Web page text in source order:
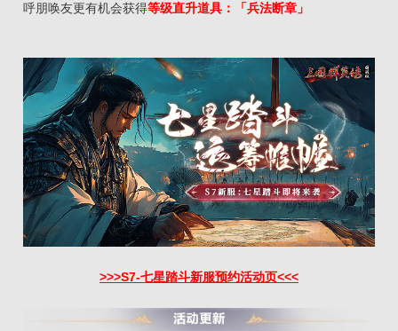
呼朋唤友更有机会获得等级直升道具：「兵法断章」
>>>S7-七星踏斗新服预约活动页<<<